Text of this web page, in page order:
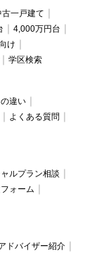
古一戸建て
4,000万円台
け
学区検索
の違い
よくある質問
ルプラン相談
ォーム
ドバイザー紹介